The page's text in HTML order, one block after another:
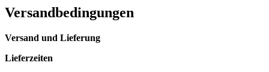
Versandbedingungen
Versand und Lieferung
Lieferzeiten